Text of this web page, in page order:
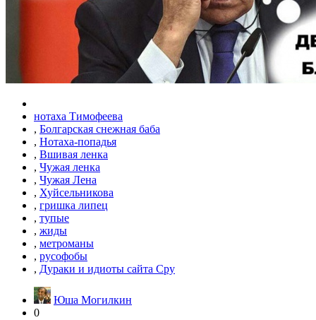
нотаха Тимофеева
, Болгарская снежная баба
, Нотаха-попадья
, Вшивая ленка
, Чужая ленка
, Чужая Лена
, Хуйсельникова
, гришка липец
, тупые
, жиды
, метроманы
, русофобы
, Дураки и идиоты сайта Сру
Юша Могилкин
0